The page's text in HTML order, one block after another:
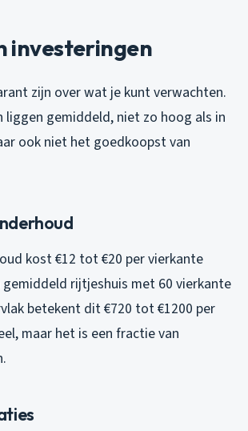
investeringen
zijn over wat je kunt verwachten.
liggen gemiddeld, niet zo hoog als in
ook niet het goedkoopst van
kost €12 tot €20 per vierkante
gemiddeld rijtjeshuis met 60 vierkante
betekent dit €720 tot €1200 per
maar het is een fractie van